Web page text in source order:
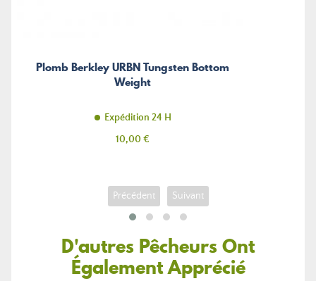
Plomb Berkley URBN Tungsten Bottom
Weight
Expédition 24 H
Prix
10,00 €
Précédent Suivant
D'autres Pêcheurs Ont
Également Apprécié